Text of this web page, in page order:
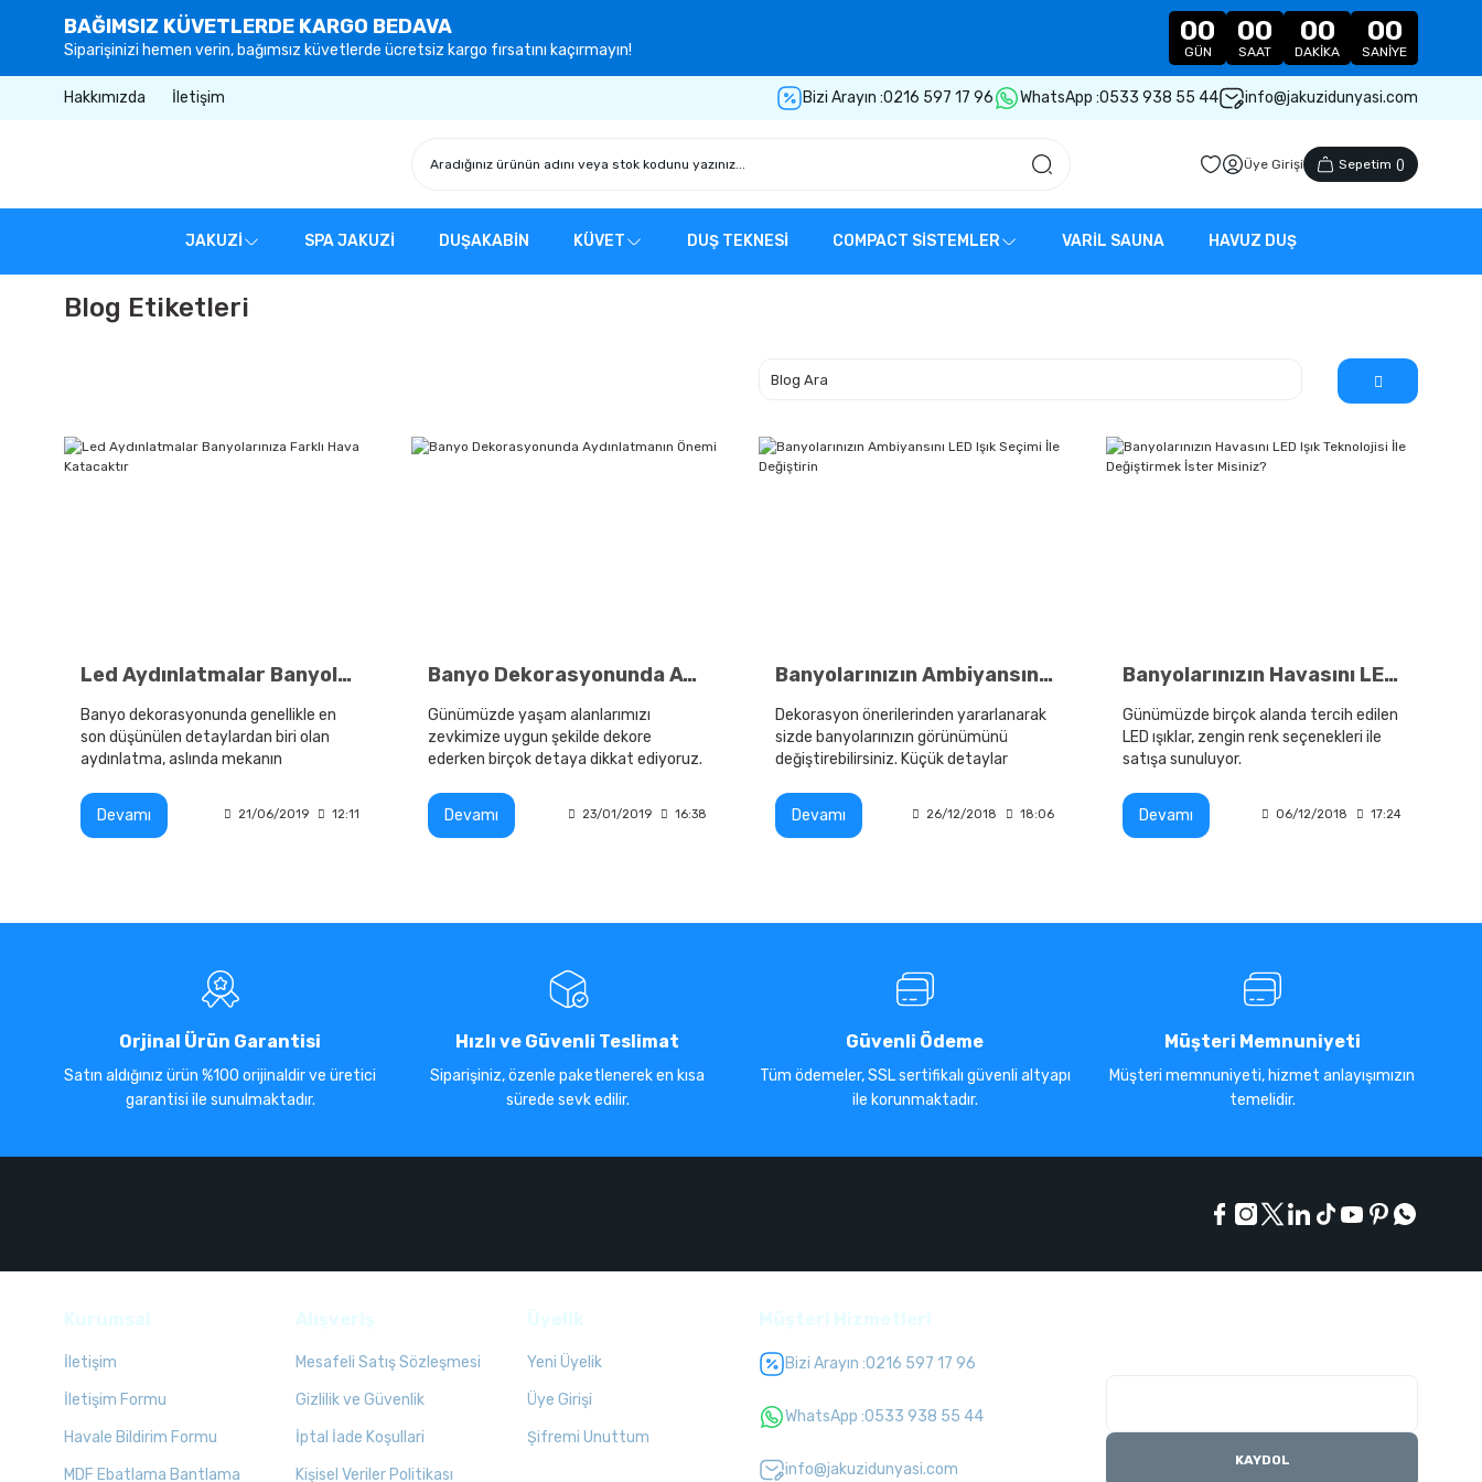
BAĞIMSIZ KÜVETLERDE KARGO BEDAVA
Siparişinizi hemen verin, bağımsız küvetlerde ücretsiz kargo fırsatını kaçırmayın!
00
GÜN
00
SAAT
00
DAKIKA
00
SANIYE
Hakkımızda İletişim Bizi Arayın :0216 597 17 96 WhatsApp :0533 938 55 44 info@jakuzidunyasi.com
Üye Girişi Sepetim ()
JAKUZİ SPA JAKUZİ DUŞAKABİN KÜVET DUŞ TEKNESİ COMPACT SİSTEMLER VARİL SAUNA HAVUZ DUŞ
Blog Etiketleri
Led Aydınlatmalar Banyolarınıza Farklı Hava Katacaktır
Banyo dekorasyonunda genellikle en
son düşünülen detaylardan biri olan
aydınlatma, aslında mekanın
tamamen değiştirebilen en güçlü
unsurlardan biridir.
Devamı 21/06/2019 12:11
Banyo Dekorasyonunda Aydınlatmanın Önemi
Günümüzde yaşam alanlarımızı
zevkimize uygun şekilde dekore
ederken birçok detaya dikkat ediyoruz.
banyolara kadar
Devamı 23/01/2019 16:38
Banyolarınızın Ambiyansını LED Işık Seçimi İle Değiştirin
Dekorasyon önerilerinden yararlanarak
sizde banyolarınızın görünümünü
değiştirebilirsiniz. Küçük detaylar
bir yer olmasına olanak sunabiliyor.
Devamı 26/12/2018 18:06
Banyolarınızın Havasını LED Işık Teknolojisi İle Değiştirmek İster Misiniz?
Günümüzde birçok alanda tercih edilen
LED ışıklar, zengin renk seçenekleri ile
satışa sunuluyor.
Devamı 06/12/2018 17:24
Orjinal Ürün Garantisi
Satın aldığınız ürün %100 orijinaldir ve üretici
garantisi ile sunulmaktadır.
Hızlı ve Güvenli Teslimat
Siparişiniz, özenle paketlenerek en kısa
sürede sevk edilir.
Güvenli Ödeme
Tüm ödemeler, SSL sertifikalı güvenli altyapı
ile korunmaktadır.
Müşteri Memnuniyeti
Müşteri memnuniyeti, hizmet anlayışımızın
temelidir.
İletişim
İletişim Formu
Havale Bildirim Formu
MDF Ebatlama Bantlama
Mesafeli Satış Sözleşmesi
Gizlilik ve Güvenlik
İptal İade Koşullari
Kişisel Veriler Politikası
Yeni Üyelik
Üye Girişi
Şifremi Unuttum
Bizi Arayın :0216 597 17 96
WhatsApp :0533 938 55 44
info@jakuzidunyasi.com KAYDOL